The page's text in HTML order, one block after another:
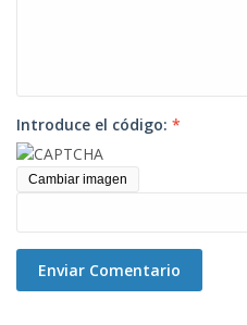
Introduce el código: *
Cambiar imagen
Enviar Comentario